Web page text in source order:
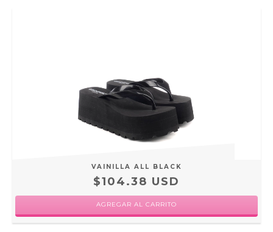
VAINILLA ALL BLACK
$104.38 USD
AGREGAR AL CARRITO